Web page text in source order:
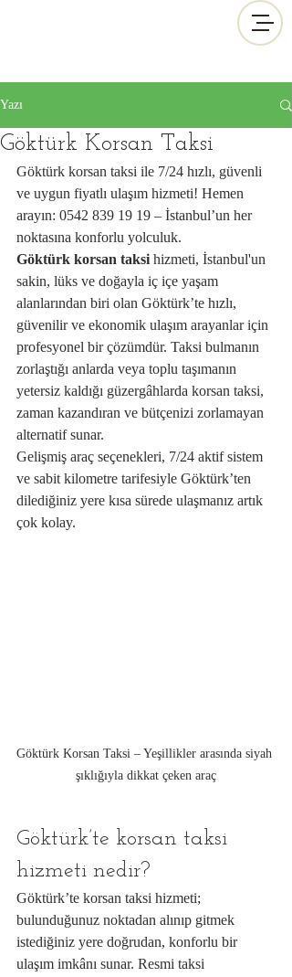
Yazı
Göktürk Korsan Taksi
Göktürk korsan taksi ile 7/24 hızlı, güvenli
ve uygun fiyatlı ulaşım hizmeti! Hemen
arayın: 0542 839 19 19 – İstanbul’un her
noktasına konforlu yolculuk.
Göktürk korsan taksi hizmeti, İstanbul'un
sakin, lüks ve doğayla iç içe yaşam
alanlarından biri olan Göktürk’te hızlı,
güvenilir ve ekonomik ulaşım arayanlar için
profesyonel bir çözümdür. Taksi bulmanın
zorlaştığı anlarda veya toplu taşımanın
yetersiz kaldığı güzergâhlarda korsan taksi,
zaman kazandıran ve bütçenizi zorlamayan
alternatif sunar.
Gelişmiş araç seçenekleri, 7/24 aktif sistem
ve sabit kilometre tarifesiyle Göktürk’ten
dilediğiniz yere kısa sürede ulaşmanız artık
çok kolay.
Göktürk Korsan Taksi – Yeşillikler arasında siyah
şıklığıyla dikkat çeken araç
Göktürk’te korsan taksi
hizmeti nedir?
Göktürk’te korsan taksi hizmeti;
bulunduğunuz noktadan alınıp gitmek
istediğiniz yere doğrudan, konforlu bir
ulaşım imkânı sunar. Resmi taksi